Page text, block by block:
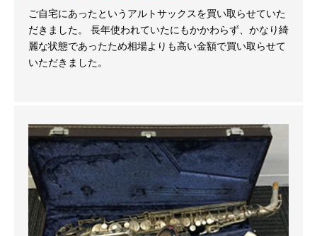
ご自宅にあったというアルトサックスを買い取らせていた
だきました。 長年使われていたにもかかわらず、かなり綺
麗な状態であったため相場よりも高い金額で買い取らせて
いただきました。